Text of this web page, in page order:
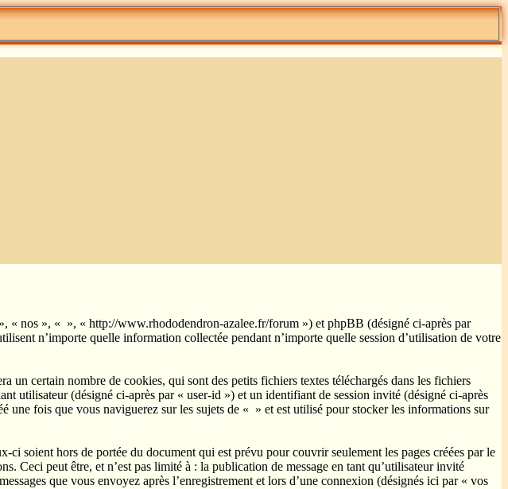
« nos », « », « http://www.rhododendron-azalee.fr/forum ») et phpBB (désigné ci-après par
n’importe quelle information collectée pendant n’importe quelle session d’utilisation de votre
certain nombre de cookies, qui sont des petits fichiers textes téléchargés dans les fichiers
utilisateur (désigné ci-après par « user-id ») et un identifiant de session invité (désigné ci-après
fois que vous naviguerez sur les sujets de « » et est utilisé pour stocker les informations sur
soient hors de portée du document qui est prévu pour couvrir seulement les pages créées par le
Ceci peut être, et n’est pas limité à : la publication de message en tant qu’utilisateur invité
que vous envoyez après l’enregistrement et lors d’une connexion (désignés ici par « vos